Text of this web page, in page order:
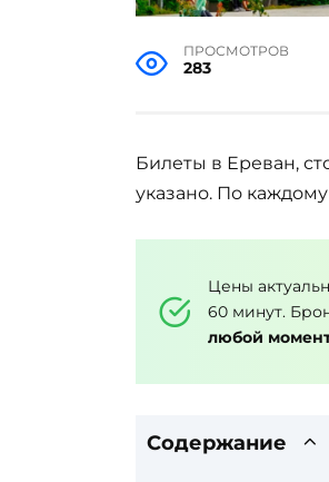
ПРОСМОТРОВ
283
Билеты в Ереван,
указано. По
Цены
60 минут.
любой
Содержание